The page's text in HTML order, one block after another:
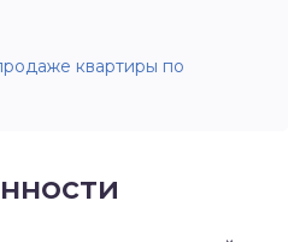
квартиры по